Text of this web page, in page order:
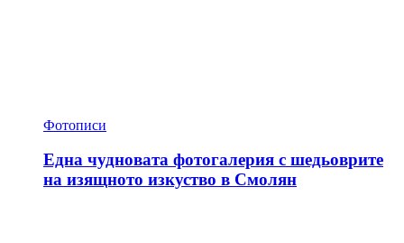
Фотописи
Една чудновата фотогалерия с шедьоврите
на изящното изкуство в Смолян